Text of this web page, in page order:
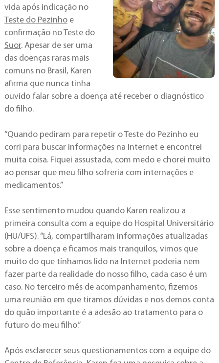
vida após indicação no
Teste do Pezinhoe
confirmação noTeste do
Suor. Apesar de ser uma
das doenças raras mais
comuns no Brasil, Karen
afirma que nunca tinha
ouvido falar sobre a doença até receber o diagnóstico
do filho.
“Quando pediram para repetir o Teste do Pezinho eu
corri para buscar informações na Internet e encontrei
muita coisa. Fiquei assustada, com medo e chorei muito
ao pensar que meu filho sofreria com internações e
medicamentos.”
Esse sentimento mudou quando Karen realizou a
primeira consulta com a equipe do Hospital Universitário
(HU/UFS). “Lá, compartilharam informações atualizadas
sobre a doença e ficamos mais tranquilos, vimos que
muito do que tínhamos lido na Internet poderia nem
fazer parte da realidade do nosso filho, cada caso é um
caso. No terceiro mês de acompanhamento, fizemos
uma reunião em que tiramos dúvidas e nos demos conta
do quão importante é a adesão ao tratamento para o
futuro do meu filho.”
Após esclarecer seus questionamentos com a equipe do